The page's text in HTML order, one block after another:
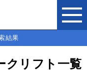
結果
クリフト一覧